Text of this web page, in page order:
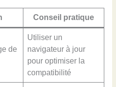
Conseil pratique
de
Utiliser un
navigateur à jour
pour optimiser la
compatibilité